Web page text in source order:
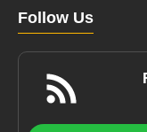
Follow Us